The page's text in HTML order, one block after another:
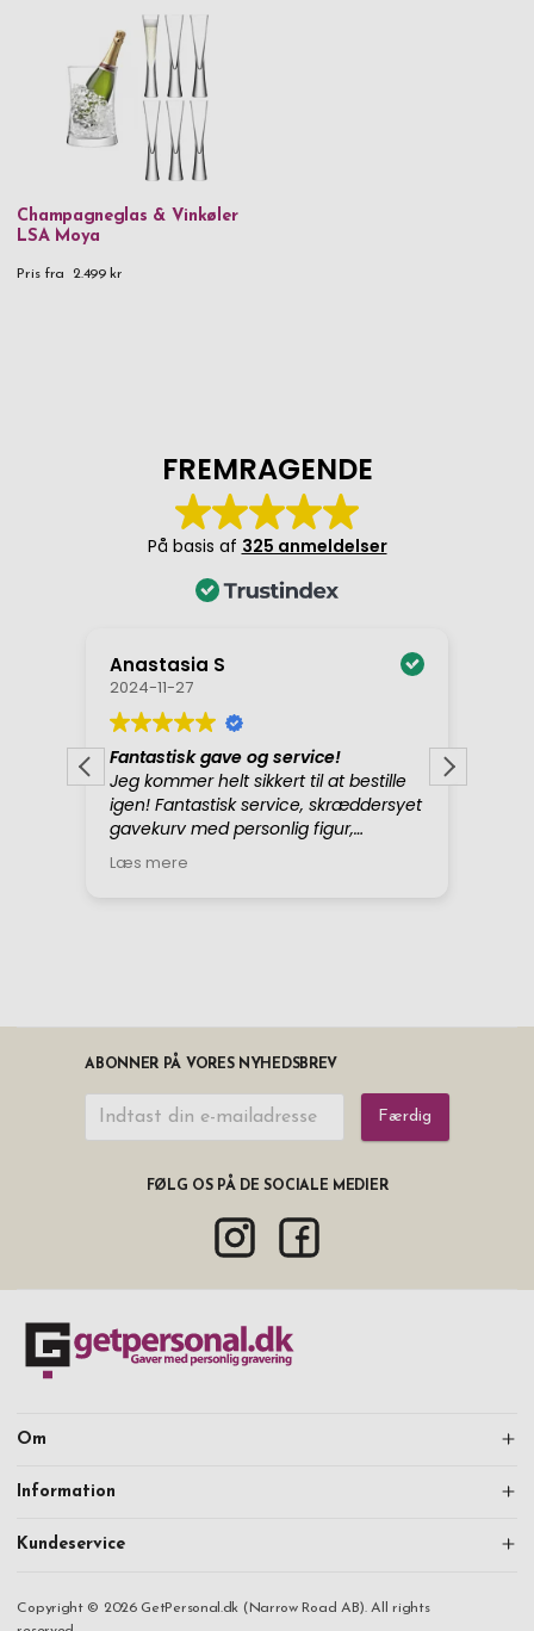
Champagneglas & Vinkøler
LSA Moya
Pris fra 2.499 kr
ABONNER PÅ VORES NYHEDSBREV
Færdig
FØLG OS PÅ DE SOCIALE MEDIER
Om
Information
Kundeservice
Copyright © 2026 GetPersonal.dk (Narrow Road AB). All rights